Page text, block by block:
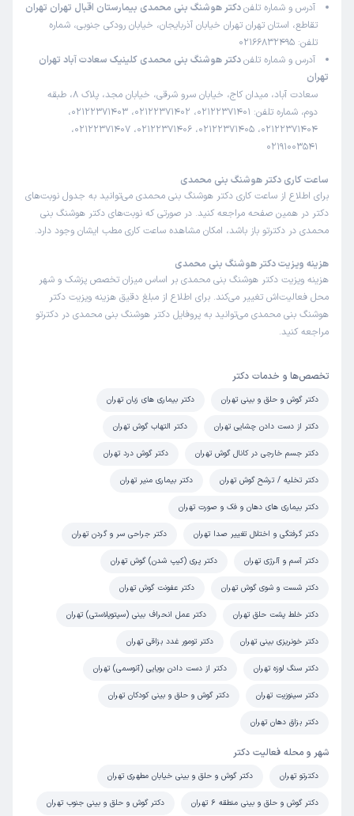
کاربر دکترتو
نوبت مطب از دکترتو
(
1405/02/05
این پزشک را پیشنهاد نمیکنم
عدم رضایت
علت مراجعه: درمان مشکلات شنوایی مانند کاهش شنوایی یا وزوز گوش
محمدرضا
(
1405/02/02
)
این پزشک را پیشنهاد میکنم
فوق العاده ، صبور و خوش برخورد
بهار
این پزشک را پیشنهاد میکنم
زمان انتظار:
خوب بودن.
علت مراجعه: درمان مشکلات شنوایی مانند کاهش شنوایی یا وزوز گوش
علی
زمان انتظار:15-45 دقیقه
عدم رضایت
علت مراجعه: درمان عفونت‌های مکرر گوش (مانند اوتیت مدیا)
کاربر دکترتو
نوبت مطب از دکترتو
این پزشک را پیشنهاد نمیکنم
آدرس و شماره تلفندکتر هوشنگ بنی محمدی بیمارستان اقبال تهران تهران
تقاطع، استان تهران تهران خیابان آذربایجان، خیابان رودکی جنوبی، شماره
تلفن: 02166832495
آدرس و شماره تلفندکتر هوشنگ بنی محمدی کلینیک سعادت آباد تهران
تهران
سعادت آباد، میدان کاج، خیابان سرو شرقی، خیابان مجد، پلاک 8، طبقه
دوم، شماره تلفن: 02122371401، 02122371402، 02122371403،
02122371404، 02122371405، 02122371406، 02122371407،
02191003541
ساعت کاری دکتر هوشنگ بنی محمدی
برای اطلاع از ساعت کاری دکتر هوشنگ بنی محمدی می‌توانید به جدول نوبت‌های
دکتر در همین صفحه مراجعه کنید. در صورتی که نوبت‌های دکتر هوشنگ بنی
محمدی در دکترتو باز باشد، امکان مشاهده ساعت کاری مطب ایشان وجود دارد.
هزینه ویزیت دکتر هوشنگ بنی محمدی
هزینه ویزیت دکتر هوشنگ بنی محمدی بر اساس میزان تخصص پزشک و شهر
محل فعالیت‌اش تغییر می‌کند. برای اطلاع از مبلغ دقیق هزینه ویزیت دکتر
هوشنگ بنی محمدی می‌توانید به پروفایل دکتر هوشنگ بنی محمدی در دکترتو
مراجعه کنید.
تخصص‌ها و خدمات دکتر
دکتر گوش و حلق و بینی تهران دکتر بیماری های زبان تهران
دکتر از دست دادن چشایی تهران دکتر التهاب گوش تهران
دکتر جسم خارجی در کانال گوش تهران دکتر گوش درد تهران
دکتر تخلیه / ترشح گوش تهران دکتر بیماری منیر تهران
دکتر بیماری های دهان و فک و صورت تهران
دکتر گرفتگی و اختلال تغییر صدا تهران دکتر جراحی سر و گردن تهران
دکتر آسم و آلرژی تهران دکتر پری (کیپ شدن) گوش تهران
دکتر شست و شوی گوش تهران دکتر عفونت گوش تهران
دکتر خلط پشت حلق تهران دکتر عمل انحراف بینی (سپتوپلاستی) تهران
دکتر خونریزی بینی تهران دکتر تومور غدد بزاقی تهران
دکتر سنگ لوزه تهران دکتر از دست دادن بویایی (آنوسمی) تهران
دکتر سینوزیت تهران دکتر گوش و حلق و بینی کودکان تهران
دکتر بزاق دهان تهران
شهر و محله فعالیت دکتر
دکترتو تهران دکتر گوش و حلق و بینی خیابان مطهری تهران
دکتر گوش و حلق و بینی منطقه 6 تهران دکتر گوش و حلق و بینی جنوب تهران